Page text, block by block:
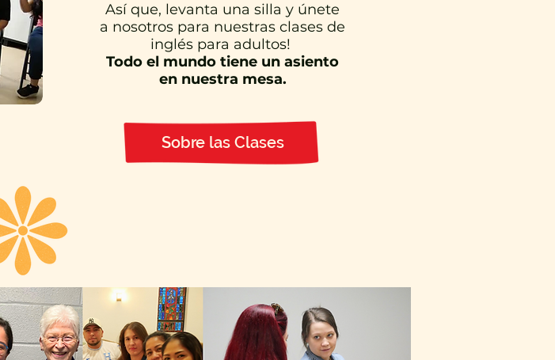
Así que, levanta una silla y únete
a nosotros para nuestras clases de
inglés para adultos!
Todo el mundo tiene un asiento
en nuestra mesa.
Sobre las Clases